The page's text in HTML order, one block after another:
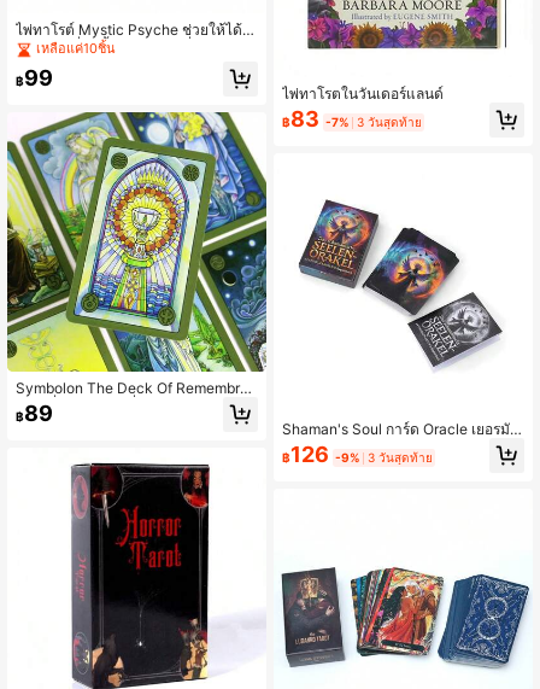
ไพ่ทาโรต์ Mystic Psyche ช่วยให้ได้รั
บคำตอบที่ลึกซึ้งและถูกต้องที่สุดจากภา
ยในตนเอง ดีไซน์กราฟิกที่สวยงาม ระบ
บ VIT ที่ใช้งานง่ายมาก และเครื่องมือพ
ของขวัญวันเกิด
เหลือแค่10ชิ้น
฿99
Symbolon The Deck Of Remembran
ce เครื่องมือลึกลับที่ประณีต เหมาะสำห
รับผู้เริ่มต้น
฿89
ไพ่ทาโรตในวันเดอร์แลนด์
฿83 -7% 3 วันสุดท้าย
Shaman's Soul การ์ด Oracle เยอรมัน
64 ใบ พร้อมคู่มือการใช้งานสำหรับเกม
กระดานทั่วไป, การทำนายเหตุการณ์ใน
฿126 -9% 3 วันสุดท้าย